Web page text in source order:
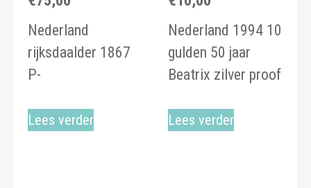
Nederland
rijksdaalder 1867
P-
Lees verder
Nederland 1994 10
gulden 50 jaar
Beatrix zilver proof
Lees verder